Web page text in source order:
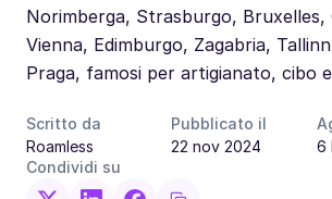
Norimberga, Strasburgo, Bruxelles,
Vienna, Edimburgo, Zagabria,
Praga, famosi per artigianato, cibo
Scritto da
Roamless
Pubblicato il
22 nov 2024
6
Condividi su